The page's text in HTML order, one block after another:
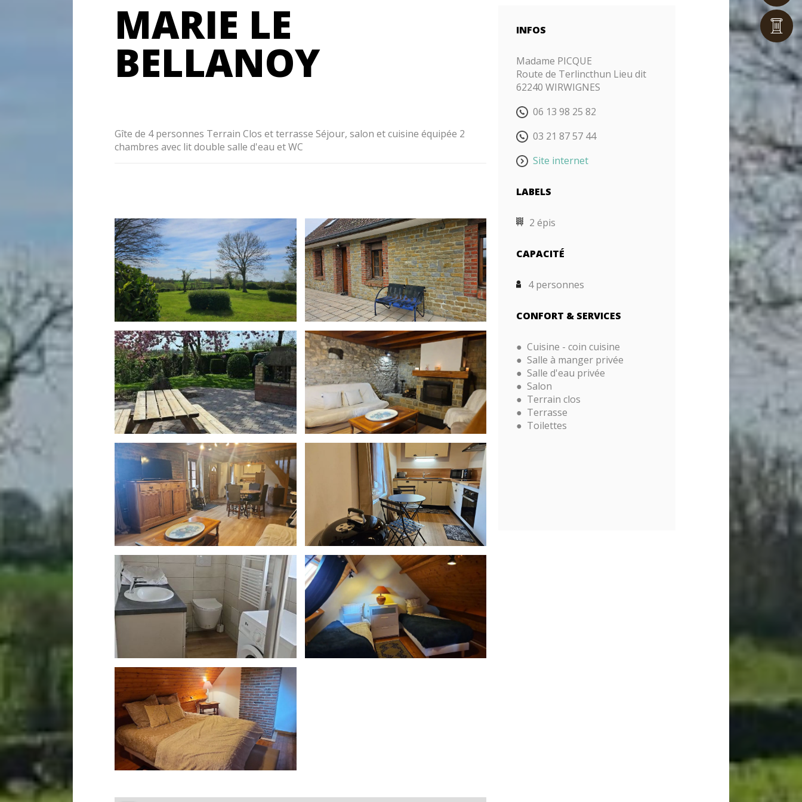
MARIE LE
BELLANOY
Gîte de 4 personnes Terrain Clos et terrasse Séjour, salon et cuisine équipée 2
chambres avec lit double salle d'eau et WC
INFOS
Madame PICQUE
Route de Terlincthun Lieu dit
62240 WIRWIGNES
06 13 98 25 82
03 21 87 57 44
Site internet
LABELS
2 épis
CAPACITÉ
4 personnes
CONFORT & SERVICES
Cuisine - coin cuisine
Salle à manger privée
Salle d'eau privée
Salon
Terrain clos
Terrasse
Toilettes